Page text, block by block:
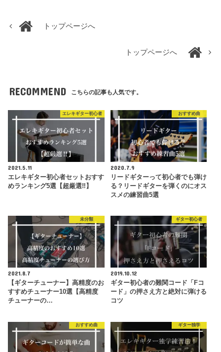
トップページへ
トップページへ
RECOMMEND こちらの記事も人気です。
エレキギター初心者
2021.5.11
エレキギター初心者セットおすす
めランキング5選【超厳選‼︎】
おすすめ曲
2020.7.9
リードギターって初心者でも弾け
る？リードギターを弾くのにオス
スメの練習曲5選
未分類
2021.8.7
【ギターチューナー】高精度のお
すすめチューナー10選【高精度
チューナーの…
ギター初心者
2019.10.12
ギター初心者の難関コード「Fコ
ード」の押さえ方と絶対に弾ける
コツ
おすすめ曲 ギター独学